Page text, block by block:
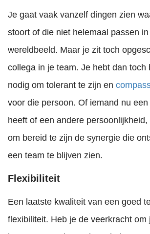
Je gaat vaak vanzelf dingen zien
stoort of die niet helemaal passen
wereldbeeld. Maar je zit toch
collega in je team. Je hebt dan toch
nodig om tolerant te zijn en
voor die persoon. Of iemand nu een
heeft of een andere
om bereid te zijn de synergie die
een team te blijven zien.
Flexibiliteit
Een laatste kwaliteit van een goed
flexibiliteit. Heb je de veerkracht om